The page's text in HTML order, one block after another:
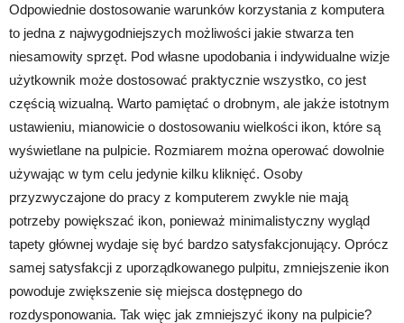
Odpowiednie dostosowanie warunków korzystania z komputera
to jedna z najwygodniejszych możliwości jakie stwarza ten
niesamowity sprzęt. Pod własne upodobania i indywidualne wizje
użytkownik może dostosować praktycznie wszystko, co jest
częścią wizualną. Warto pamiętać o drobnym, ale jakże istotnym
ustawieniu, mianowicie o dostosowaniu wielkości ikon, które są
wyświetlane na pulpicie. Rozmiarem można operować dowolnie
używając w tym celu jedynie kilku kliknięć. Osoby
przyzwyczajone do pracy z komputerem zwykle nie mają
potrzeby powiększać ikon, ponieważ minimalistyczny wygląd
tapety głównej wydaje się być bardzo satysfakcjonujący. Oprócz
samej satysfakcji z uporządkowanego pulpitu, zmniejszenie ikon
powoduje zwiększenie się miejsca dostępnego do
rozdysponowania. Tak więc jak zmniejszyć ikony na pulpicie?